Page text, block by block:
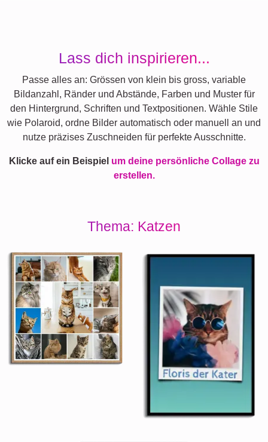
Lass dich inspirieren...
Passe alles an: Grössen von klein bis gross, variable
Bildanzahl, Ränder und Abstände, Farben und Muster für
den Hintergrund, Schriften und Textpositionen. Wähle Stile
wie Polaroid, ordne Bilder automatisch oder manuell an und
nutze präzises Zuschneiden für perfekte Ausschnitte.
Klicke auf ein Beispiel um deine persönliche Collage zu
erstellen.
Thema: Katzen